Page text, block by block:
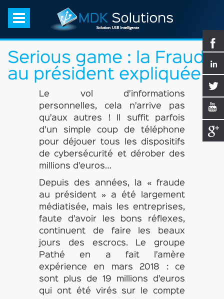
Serious game : la Fraude
au président expliquée
Le vol d’informations
personnelles, cela n’arrive pas
qu’aux autres ! Il suffit parfois
d’un simple coup de téléphone
pour déjouer tous les dispositifs
de cybersécurité et dérober des
millions d’euros…
Depuis des années, la « fraude
au président » a été largement
médiatisée, mais les entreprises,
faute d’avoir les bons réflexes,
continuent de faire les beaux
jours des escrocs. Le groupe
Pathé en a fait l’amère
expérience en mars 2018 : ce
sont plus de 19 millions d’euros
qui ont été virés sur le compte